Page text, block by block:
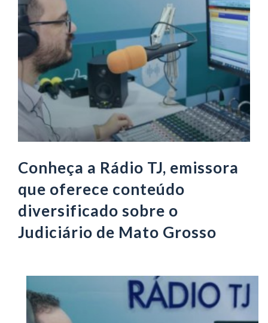
Conheça a Rádio TJ, emissora
que oferece conteúdo
diversificado sobre o
Judiciário de Mato Grosso